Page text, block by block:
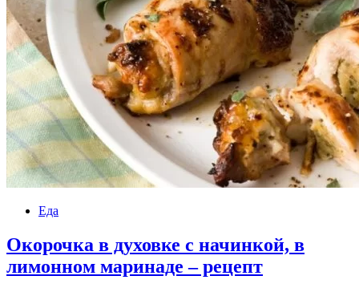
Еда
Окорочка в духовке с начинкой, в
лимонном маринаде – рецепт